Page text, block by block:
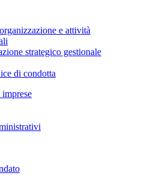
e attività
strategico gestionale
di condotta